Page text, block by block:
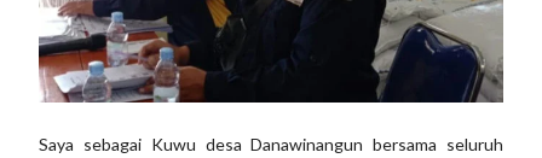
Saya sebagai Kuwu desa Danawinangun bersama seluruh